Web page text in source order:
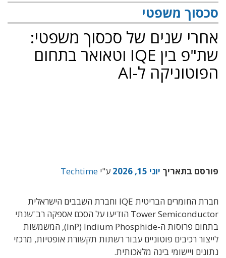
סכסוך משפטי
אחרי שנים של סכסוך משפטי:
שת"פ בין IQE וטאואר בתחום
הפוטוניקה ל-AI
פורסם בתאריך יוני 15, 2026 ע"י Techtime
חברת החומרים הבריטית IQE וחברת השבבים הישראלית
Tower Semiconductor הודיעו על הסכם אספקה רב־שנתי
בתחום פרוסות ה-Indium Phosphide ‏(InP), המשמשות
לייצור רכיבים פוטוניים עבור רשתות תקשורת אופטיות, מרכזי
נתונים ויישומי בינה מלאכותית.